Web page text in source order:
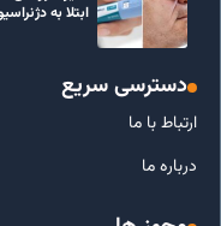
ابتلا به
دسترسی سریع
ارتباط با ما
درباره ما